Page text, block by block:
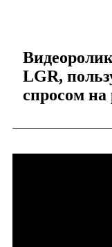
LGR,
спросом